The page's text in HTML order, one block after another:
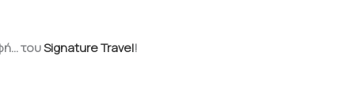
τουSignature Travel!